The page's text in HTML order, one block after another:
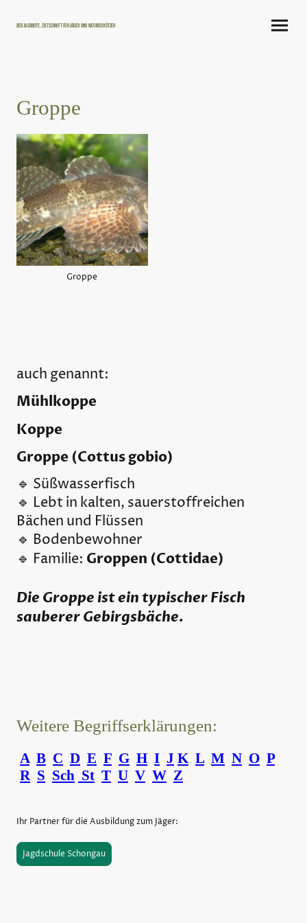
Der Jagdbote, Zeitschrift für Jäger und Naturschützer
Groppe
Groppe
auch genannt:
Mühlkoppe
Koppe
Groppe (Cottus gobio)
🔹 Süßwasserfisch
🔹 Lebt in kalten, sauerstoffreichen
Bächen und Flüssen
🔹 Bodenbewohner
🔹 Familie: Groppen (Cottidae)
Die Groppe ist ein typischer Fisch
sauberer Gebirgsbäche.
Weitere Begriffserklärungen:
A B C D E F G H I J K L M N O P
R S Sch St T U V W Z
Ihr Partner für die Ausbildung zum Jäger:
Jagdschule Schongau